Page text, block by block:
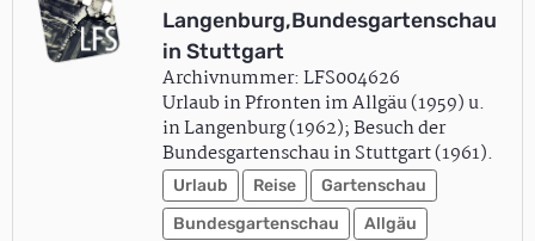
Langenburg,Bundesgartenschau
in Stuttgart
Archivnummer: LFS004626
Urlaub in Pfronten im Allgäu (1959) u.
in Langenburg (1962); Besuch der
Bundesgartenschau in Stuttgart (1961).
Urlaub Reise
Gartenschau
Bundesgartenschau
Allgäu